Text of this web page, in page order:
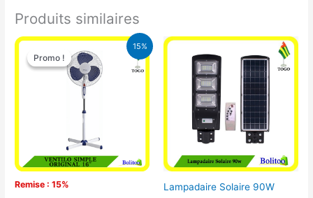
Produits similaires
15%
Promo !
Remise : 15%
Promo !
Le
prix
initial
était :
10.000 CFA.
Le
Lampadaire Solaire 90W